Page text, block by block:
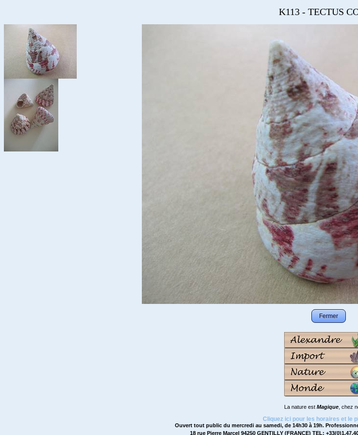
K113 - TECTUS
Fermer
La nature est Magique, chez
Cliquez ici pour les horaires et le
Ouvert tout public du mercredi au samedi, de 14h30 à 19h.
18 rue Pierre Marcel 94250 GENTILLY (FRANCE) TEL: